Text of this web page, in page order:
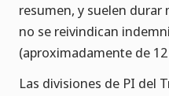
resumen, y suelen durar
no se reivindican
(aproximadamente de 12
Las divisiones de PI del